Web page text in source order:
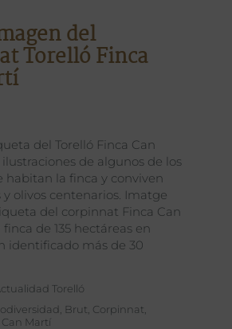
del
Torelló Finca
del Torelló Finca Can
de algunos de los
habitan la finca y conviven
y olivos centenarios. Imatge
del corpinnat Finca Can
de 135 hectáreas en
identificado más de 30
Torelló
Brut Corpinnat
Can Martí